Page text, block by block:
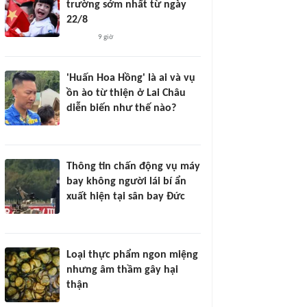
trường sớm nhất từ ngày
22/8
9 giờ
'Huấn Hoa Hồng' là ai và vụ
ồn ào từ thiện ở Lai Châu
diễn biến như thế nào?
Thông tin chấn động vụ máy
bay không người lái bí ẩn
xuất hiện tại sân bay Đức
Loại thực phẩm ngon miệng
nhưng âm thầm gây hại
thận